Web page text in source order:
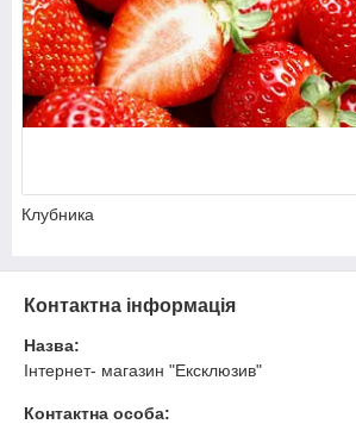
Клубника
Контактна інформація
Назва:
Інтернет- магазин "Ексклюзив"
Контактна особа: